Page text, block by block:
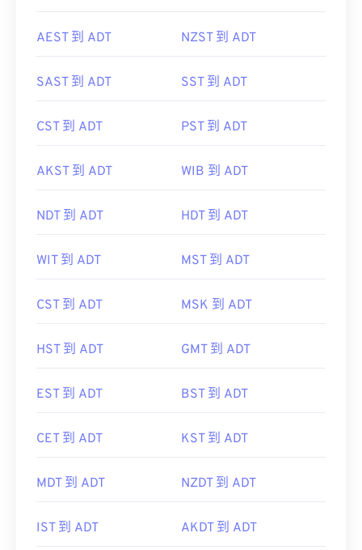
AEST 到 ADT NZST 到 ADT
SAST 到 ADT SST 到 ADT
CST 到 ADT PST 到 ADT
AKST 到 ADT WIB 到 ADT
NDT 到 ADT HDT 到 ADT
WIT 到 ADT MST 到 ADT
CST 到 ADT MSK 到 ADT
HST 到 ADT GMT 到 ADT
EST 到 ADT BST 到 ADT
CET 到 ADT KST 到 ADT
MDT 到 ADT NZDT 到 ADT
IST 到 ADT AKDT 到 ADT